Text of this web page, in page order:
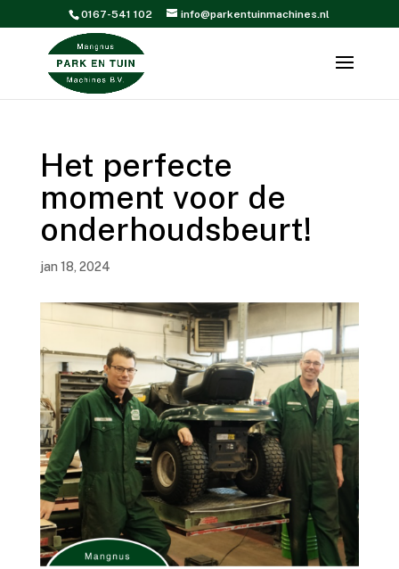
0167-541 102 info@parkentuinmachines.nl
Het perfecte
moment voor de
onderhoudsbeurt!
jan 18, 2024